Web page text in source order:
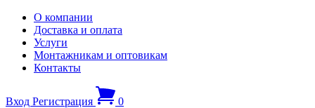
О компании
Доставка и оплата
Услуги
Монтажникам и оптовикам
Контакты
Вход Регистрация 0